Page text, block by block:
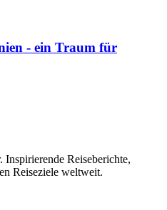
- ein Traum für
Inspirierende Reiseberichte,
Reiseziele weltweit.